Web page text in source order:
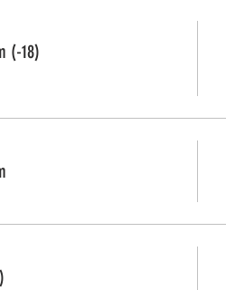
(-18)